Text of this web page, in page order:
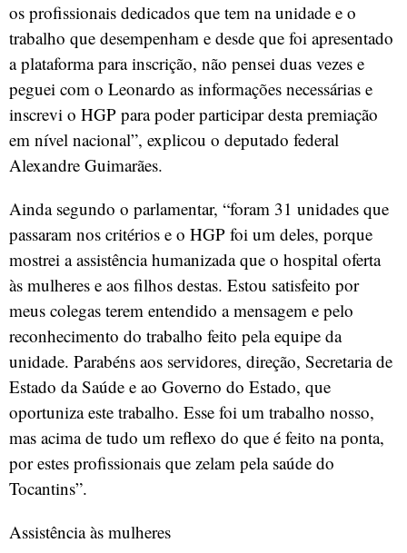
os profissionais dedicados que tem na unidade e o
trabalho que desempenham e desde que foi apresentado
a plataforma para inscrição, não pensei duas vezes e
peguei com o Leonardo as informações necessárias e
inscrevi o HGP para poder participar desta premiação
em nível nacional”, explicou o deputado federal
Alexandre Guimarães.
Ainda segundo o parlamentar, “foram 31 unidades que
passaram nos critérios e o HGP foi um deles, porque
mostrei a assistência humanizada que o hospital oferta
às mulheres e aos filhos destas. Estou satisfeito por
meus colegas terem entendido a mensagem e pelo
reconhecimento do trabalho feito pela equipe da
unidade. Parabéns aos servidores, direção, Secretaria de
Estado da Saúde e ao Governo do Estado, que
oportuniza este trabalho. Esse foi um trabalho nosso,
mas acima de tudo um reflexo do que é feito na ponta,
por estes profissionais que zelam pela saúde do
Tocantins”.
Assistência às mulheres